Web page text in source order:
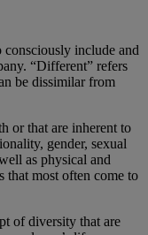
consciously include and
“Different” refers
be dissimilar from
or that are inherent to
gender, sexual
as physical and
that most often come to
of diversity that are